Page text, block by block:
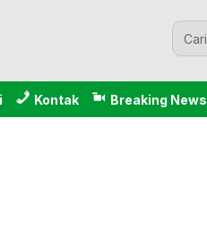
Kontak Breaking News